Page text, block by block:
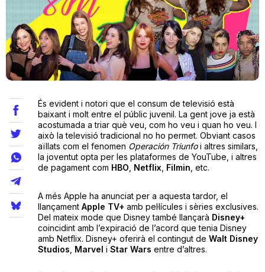
Internet
Opinió
Llibres
La Llista
Llocs
És evident i notori que el consum de televisió està
baixant i molt entre el públic juvenil. La gent jove ja està
acostumada a triar què veu, com ho veu i quan ho veu. I
això la televisió tradicional no ho permet. Obviant casos
aïllats com el fenomen Operación Triunfoi altres similars,
la joventut opta per les plataformes de YouTube, i altres
de pagament com HBO Netflix, Filmin , etc.
A més Apple ha anunciat per a aquesta tardor, el
llançament Apple TV+ amb pel·lícules i sèries exclusives.
Del mateix mode que Disney també llançarà Disney+
coincidint amb l’expiració de l’acord que tenia Disney
amb Netflix. Disney+ oferirà el contingut de Walt Disney
Studios Marvel i Star Wars entre d’altres.